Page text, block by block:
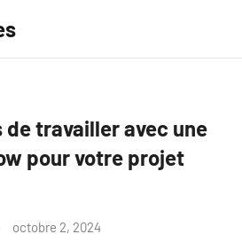
de travailler avec une
pour votre projet
octobre 2, 2024